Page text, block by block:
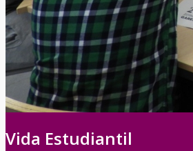
Vida Estudiantil